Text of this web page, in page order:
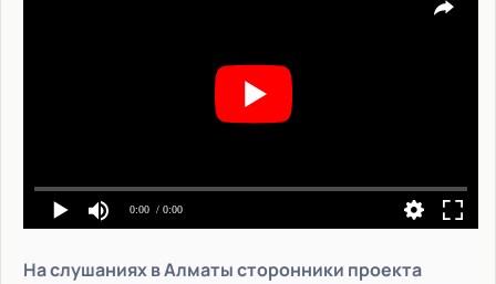
0:00 / 0:00
На слушаниях в Алматы сторонники проекта